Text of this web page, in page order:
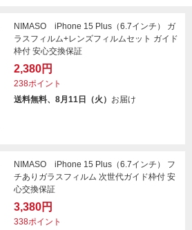
NIMASO iPhone 15 Plus（6.7インチ） ガ
ラスフィルム+レンズフィルムセット ガイド
枠付 安心交換保証
2,380円
238ポイント
送料無料、8月11日（火） お届け
NIMASO iPhone 15 Plus（6.7インチ） フ
チありガラスフィルム 次世代ガイド枠付 安
心交換保証
3,380円
338ポイント